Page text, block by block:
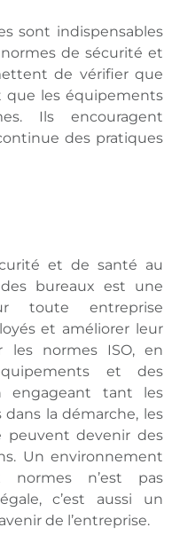
sont indispensables
de sécurité et
de vérifier que
que les équipements
Ils encouragent
des pratiques
et de santé au
bureaux est une
toute entreprise
et améliorer leur
les normes ISO, en
et des
engageant tant les
la démarche, les
peuvent devenir des
Un environnement
normes n’est pas
c’est aussi un
de l’entreprise.